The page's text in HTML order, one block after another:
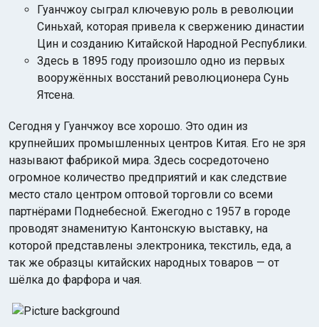
Гуанчжоу сыграл ключевую роль в революции
Синьхай, которая привела к свержению династии
Цин и созданию Китайской Народной Республики.
Здесь в 1895 году произошло одно из первых
вооружённых восстаний революционера Сунь
Ятсена.
Сегодня у Гуанчжоу все хорошо. Это один из
крупнейших промышленных центров Китая. Его не зря
называют фабрикой мира. Здесь сосредоточено
огромное количество предприятий и как следствие
место стало центром оптовой торговли со всеми
партнёрами Поднебесной. Ежегодно с 1957 в городе
проводят знаменитую Кантонскую выставку, на
которой представлены электроника, текстиль, еда, а
так же образцы китайских народных товаров — от
шёлка до фарфора и чая.